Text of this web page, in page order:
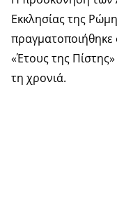
Εκκλησίας της
«Έτους της
τη χρονιά.